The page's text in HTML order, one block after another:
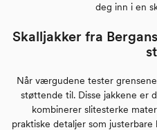
deg inn i en
Skalljakker fra
Når værgudene tester
støttende til. Disse jakkene er
kombinerer slitesterke
praktiske detaljer som